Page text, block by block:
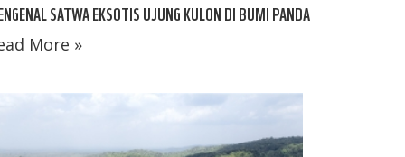
SATWA EKSOTIS UJUNG KULON DI BUMI PANDA
More »